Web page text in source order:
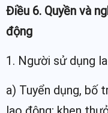
Điều 6. Quyền và
động
1. Người sử dụng
a) Tuyển dụng, bố